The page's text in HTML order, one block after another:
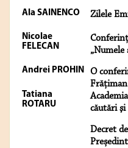
Ala SAINENCO Zilele
Nicolae
FELECAN
„Numele
Andrei PROHIN
O
Frățiman
Tatiana
ROTARU
căutări
Decret